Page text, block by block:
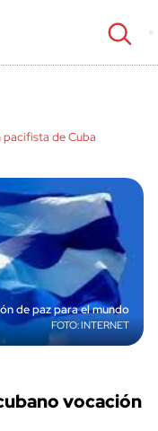
de Cuba
de paz para el mundo
INTERNET
vocación